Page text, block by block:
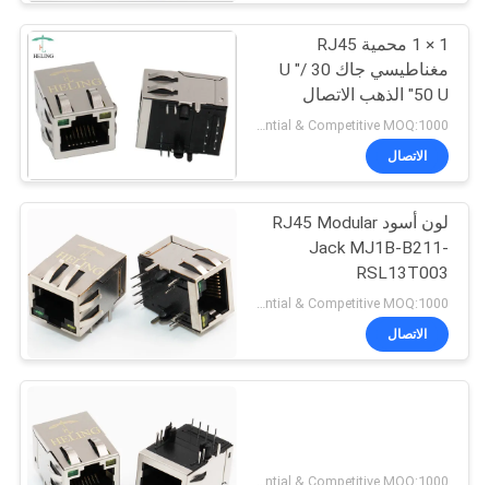
1 × 1 محمية RJ45
مغناطيسي جاك 30 U "/
50 U" الذهب الاتصال
الطرفي المحطة
الاتصال
لون أسود RJ45 Modular
Jack MJ1B-B211-
RSL13T003
الاتصال